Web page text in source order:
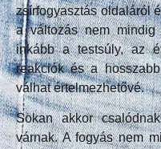
zsírfogyasztás oldaláról
a változás nem mindig
inkább a testsúly, az
reakciók és a
válhat értelmezhetővé.
Sokan akkor
várnak. A fogyás nem